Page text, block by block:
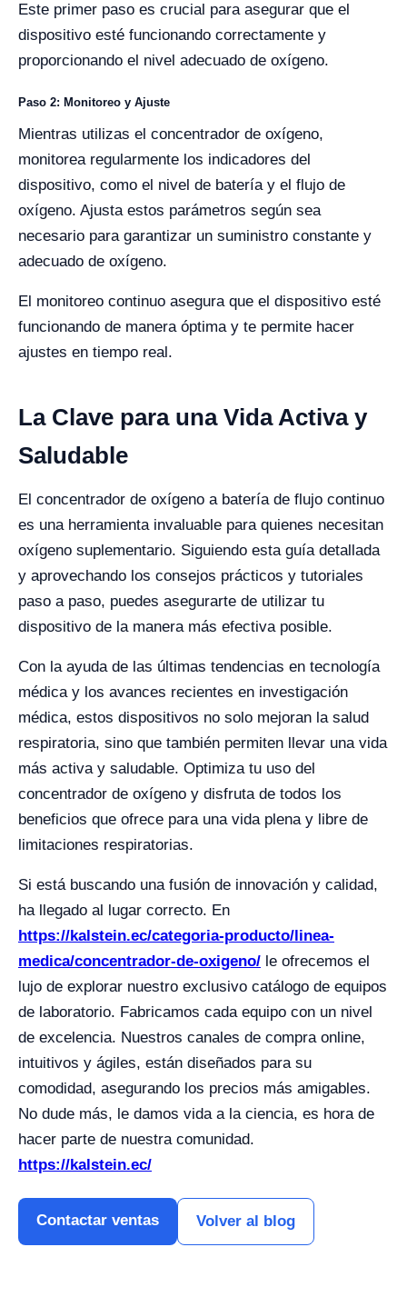
Este primer paso es crucial para asegurar que el
dispositivo esté funcionando correctamente y
proporcionando el nivel adecuado de oxígeno.
Paso 2: Monitoreo y Ajuste
Mientras utilizas el concentrador de oxígeno,
monitorea regularmente los indicadores del
dispositivo, como el nivel de batería y el flujo de
oxígeno. Ajusta estos parámetros según sea
necesario para garantizar un suministro constante y
adecuado de oxígeno.
El monitoreo continuo asegura que el dispositivo esté
funcionando de manera óptima y te permite hacer
ajustes en tiempo real.
La Clave para una Vida Activa y
Saludable
El concentrador de oxígeno a batería de flujo continuo
es una herramienta invaluable para quienes necesitan
oxígeno suplementario. Siguiendo esta guía detallada
y aprovechando los consejos prácticos y tutoriales
paso a paso, puedes asegurarte de utilizar tu
dispositivo de la manera más efectiva posible.
Con la ayuda de las últimas tendencias en tecnología
médica y los avances recientes en investigación
médica, estos dispositivos no solo mejoran la salud
respiratoria, sino que también permiten llevar una vida
más activa y saludable. Optimiza tu uso del
concentrador de oxígeno y disfruta de todos los
beneficios que ofrece para una vida plena y libre de
limitaciones respiratorias.
Si está buscando una fusión de innovación y calidad,
ha llegado al lugar correcto. En
https://kalstein.ec/categoria-producto/linea-
medica/concentrador-de-oxigeno/ le ofrecemos el
lujo de explorar nuestro exclusivo catálogo de equipos
de laboratorio. Fabricamos cada equipo con un nivel
de excelencia. Nuestros canales de compra online,
intuitivos y ágiles, están diseñados para su
comodidad, asegurando los precios más amigables.
No dude más, le damos vida a la ciencia, es hora de
hacer parte de nuestra comunidad.
https://kalstein.ec/
Contactar ventas Volver al blog